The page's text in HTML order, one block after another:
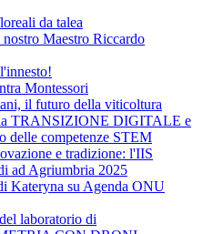
da talea
Maestro Riccardo
Montessori
il futuro della viticoltura
TRANSIZIONE DIGITALE e
delle competenze STEM
e tradizione: l'IIS
ad Agriumbria 2025
Kateryna su Agenda ONU
laboratorio di